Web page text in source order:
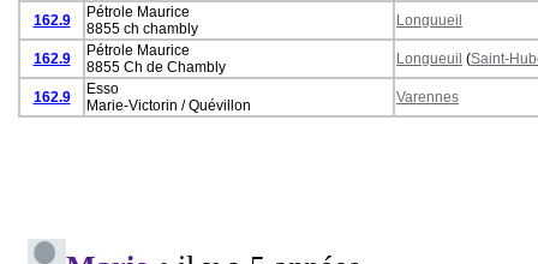
162.9
Pétrole Maurice
8855 ch chambly
Longuueil
162.9
Pétrole Maurice
8855 Ch de Chambly
Longueuil (Saint-
162.9
Esso
Marie-Victorin / Quévillon
Varennes